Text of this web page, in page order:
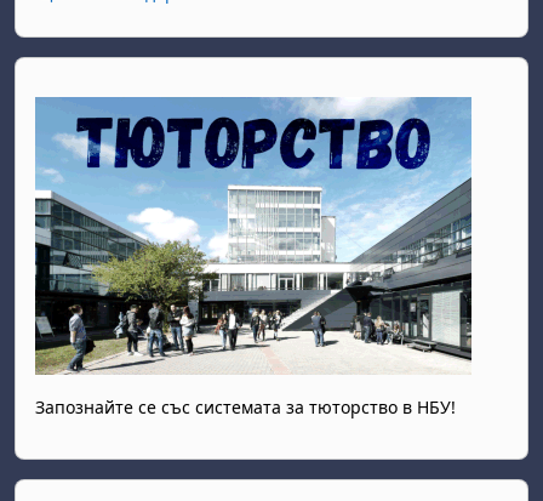
Запознайте се със системата за тюторство в НБУ!
Прескочи Академична етика